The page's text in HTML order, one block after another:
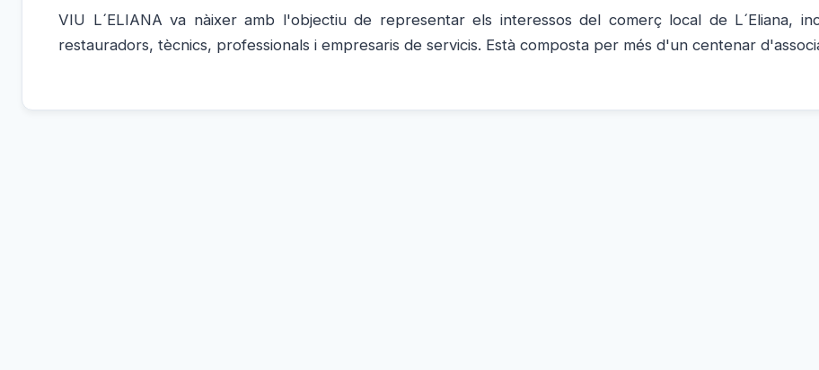
VIU L´ELIANA va nàixer amb l'objectiu de representar els interessos del comerç local de L´Eliana,
restauradors, tècnics, professionals i empresaris de servicis. Està composta per més d'un centenar